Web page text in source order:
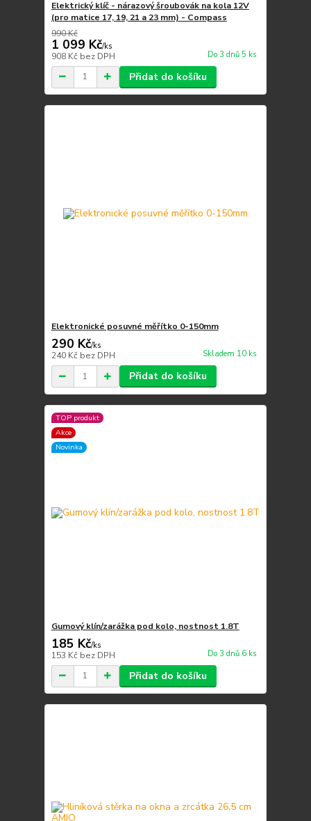
Elektrický klíč - nárazový šroubovák na kola 12V
(pro matice 17, 19, 21 a 23 mm) - Compass
990 Kč
1 099 Kč/ks
908 Kč bez DPH Do 3 dnů 5 ks
Přidat do košíku
Elektronické posuvné měřítko 0-150mm
290 Kč/ks
240 Kč bez DPH Skladem 10 ks
Přidat do košíku
TOP produkt
Akce
Novinka
Gumový klín/zarážka pod kolo, nostnost 1.8T
185 Kč/ks
153 Kč bez DPH Do 3 dnů 6 ks
Přidat do košíku